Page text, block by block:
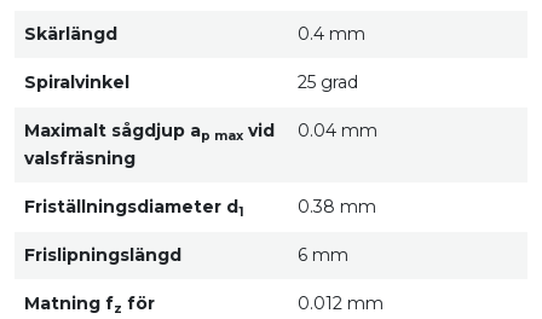
Skärlängd 0.4 mm
Spiralvinkel 25 grad
Maximalt sågdjup ap max vid
valsfräsning
0.04 mm
Friställningsdiameter d 1 0.38 mm
Frislipningslängd 6 mm
Matning fz för
0.012 mm